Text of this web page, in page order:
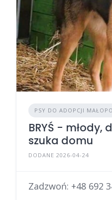
PSY DO ADOPCJI
BRYŚ -
szuka domu
DODANE 2026-04-24
Zadzwoń: +48 692